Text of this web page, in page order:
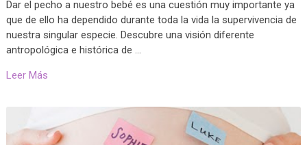
Dar el pecho a nuestro bebé es una cuestión muy importante ya
que de ello ha dependido durante toda la vida la supervivencia de
nuestra singular especie. Descubre una visión diferente
antropológica e histórica de …
Leer Más